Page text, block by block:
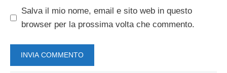
Salva il mio nome, email e sito web in questo
browser per la prossima volta che commento.